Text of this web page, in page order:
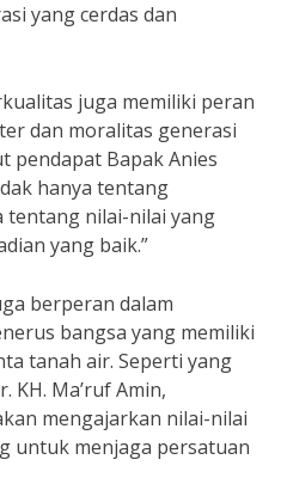
yang cerdas dan
juga memiliki peran
dan moralitas generasi
pendapat Bapak Anies
hanya tentang
tentang nilai-nilai yang
yang baik.”
berperan dalam
bangsa yang memiliki
tanah air. Seperti yang
KH. Ma’ruf Amin,
mengajarkan nilai-nilai
untuk menjaga persatuan